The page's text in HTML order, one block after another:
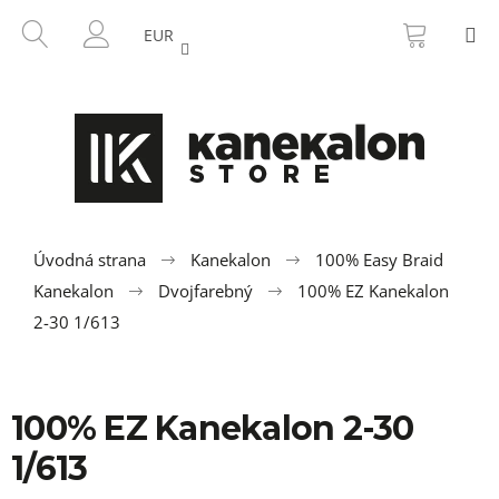
HĽADAŤ
PRIHLÁSENIE
EUR KOŠÍK
Úvodná strana Kanekalon
100% Easy Braid
Kanekalon
Dvojfarebný
100% EZ Kanekalon
2-30 1/613
100% EZ Kanekalon 2-30
1/613
SPÄŤ
SPÄŤ
e
b
e
t
e